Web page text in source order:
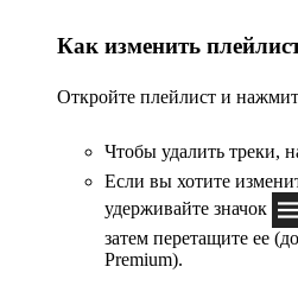
Как изменить
Откройте плейлист и
Чтобы удалить треки,
Если вы хотите
удерживайте значок
затем перетащите ее
Premium).